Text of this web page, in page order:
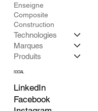
Enseigne
Composite
Construction
Technologies
Marques
Produits
SOCIAL
LinkedIn
Facebook